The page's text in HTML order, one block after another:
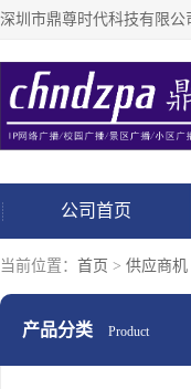
公司首页
当前位置： 首页 > 供应商机
产品分类 Product